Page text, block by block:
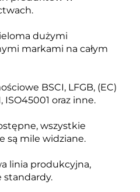
dużymi
markami na całym
BSCI, LFGB, (EC)
ISO45001 oraz inne.
wszystkie
są mile widziane.
linia produkcyjna,
standardy.